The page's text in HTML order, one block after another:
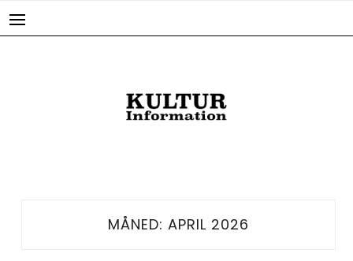
MÅNED: APRIL 2026